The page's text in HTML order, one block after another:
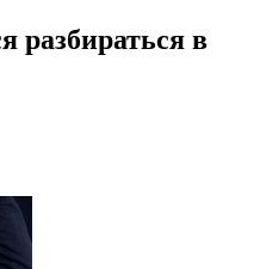
разбираться в